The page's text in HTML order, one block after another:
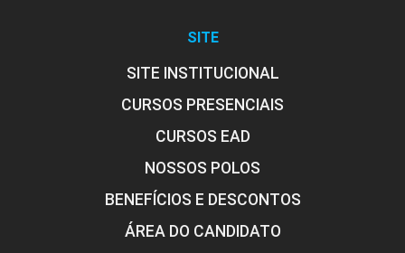
10h
SITE
SITE INSTITUCIONAL
CURSOS PRESENCIAIS
CURSOS EAD
NOSSOS POLOS
BENEFÍCIOS E DESCONTOS
ÁREA DO CANDIDATO